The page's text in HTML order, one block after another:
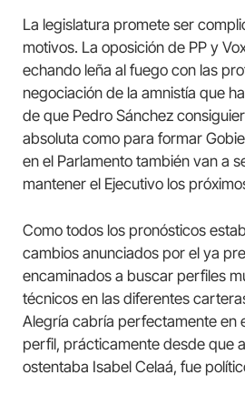
La legislatura promete ser
motivos. La oposición de PP y
echando leña al fuego con las
negociación de la amnistía que
de que Pedro Sánchez
absoluta como para formar
en el Parlamento también van a
mantener el Ejecutivo los
Como todos los pronósticos
cambios anunciados por el ya
encaminados a buscar perfiles
técnicos en las diferentes
Alegría cabría perfectamente en
perfil, prácticamente desde que
ostentaba Isabel Celaá, fue